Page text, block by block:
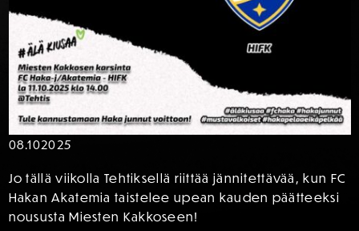
08.102025
Jo tällä viikolla Tehtiksellä riittää jännitettävää, kun FC
Hakan Akatemia taistelee upean kauden päätteeksi
noususta Miesten Kakkoseen!